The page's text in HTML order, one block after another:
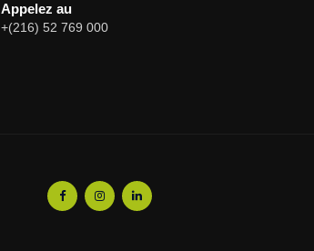
Appelez au
+(216) 52 769 000